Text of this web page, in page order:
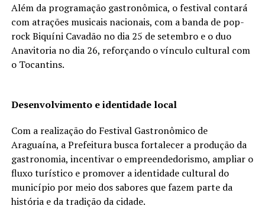
Além da programação gastronômica, o festival contará
com atrações musicais nacionais, com a banda de pop-
rock Biquíni Cavadão no dia 25 de setembro e o duo
Anavitoria no dia 26, reforçando o vínculo cultural com
o Tocantins.
Desenvolvimento e identidade local
Com a realização do Festival Gastronômico de
Araguaína, a Prefeitura busca fortalecer a produção da
gastronomia, incentivar o empreendedorismo, ampliar o
fluxo turístico e promover a identidade cultural do
município por meio dos sabores que fazem parte da
história e da tradição da cidade.